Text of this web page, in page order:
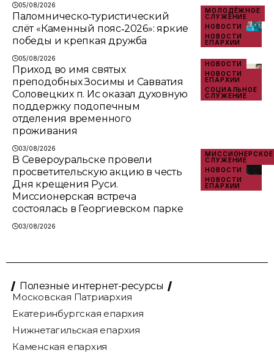
05/08/2026
МОЛОДЁЖНОЕ
СЛУЖЕНИЕ
НОВОСТИ
НОВОСТИ
ЕПАРХИИ
Паломническо‑туристический
слёт «Каменный пояс‑2026»: яркие
победы и крепкая дружба
05/08/2026
НОВОСТИ
НОВОСТИ
ЕПАРХИИ
СОЦИАЛЬНОЕ
СЛУЖЕНИЕ
Приход во имя святых
преподобных Зосимы и Савватия
Соловецких п. Ис оказал духовную
поддержку подопечным
отделения временного
проживания
03/08/2026
МИССИОНЕРСКОЕ
СЛУЖЕНИЕ
НОВОСТИ
НОВОСТИ
ЕПАРХИИ
В Североуральске провели
просветительскую акцию в честь
Дня крещения Руси.
Миссионерская встреча
состоялась в Георгиевском парке
03/08/2026
Полезные интернет-ресурсы
Московская Патриархия
Екатеринбургская епархия
Нижнетагильская епархия
Каменская епархия